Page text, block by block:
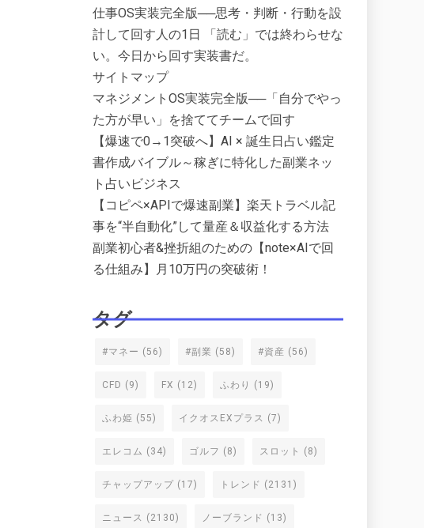
仕事OS実装完全版──思考・判断・行動を設
計して回す人の1日 「読む」では終わらせな
い。今日から回す実装書だ。
サイトマップ
マネジメントOS実装完全版──「自分でやっ
た方が早い」を捨ててチームで回す
【爆速で0→1突破へ】AI × 誕生日占い鑑定
書作成バイブル～稼ぎに特化した副業ネッ
ト占いビジネス
【コピペ×APIで爆速副業】楽天トラベル記
事を“半自動化”して量産＆収益化する方法
副業初心者&挫折組のための【note×AIで回
る仕組み】月10万円の突破術！
タグ
#マネー (56) #副業 (58) #資産 (56)
CFD (9) FX (12) ふわり (19)
ふわ姫 (55) イクオスEXプラス (7)
エレコム (34) ゴルフ (8) スロット (8)
チャップアップ (17) トレンド (2131)
ニュース (2130) ノーブランド (13)